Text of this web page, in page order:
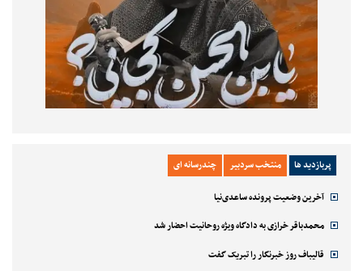
پربازدید ها منتخب سردبیر چندرسانه ای
آخرین وضعیت پرونده ساعدی‌نیا
محمدباقر خرازی به دادگاه ویژه روحانیت احضار شد
قالیباف روز خبرنگار را تبریک گفت